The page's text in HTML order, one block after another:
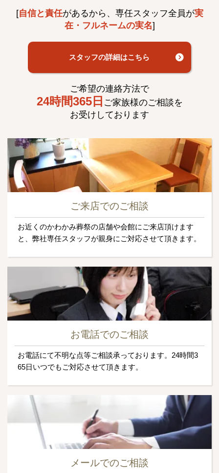
[自信と責任があるから、専任スタッフ全員が実
在・フルネームの実名]
スタッフの詳細はこちら
ご希望の連絡方法で
24時間365日 ご家族様のご相談を
お受けしております
ご来店でのご相談
お近くのかわかみ葬祭の店舗や会館にご来店頂けます
と、弊社専任スタッフが親身にご対応させて頂きます。
お電話でのご相談
お電話にて不明な点等ご相談承っております。24時間3
65日いつでもご対応させて頂きます。
メールでのご相談